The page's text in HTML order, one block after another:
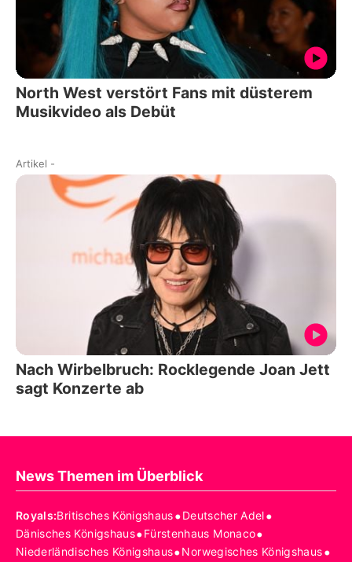
North West verstört Fans mit düsterem
Musikvideo als Debüt
Artikel -
Nach Wirbelbruch: Rocklegende Joan Jett
sagt Konzerte ab
News Themen im Überblick
Royals:Britisches Königshaus•Deutscher Adel•
Dänisches Königshaus•Fürstenhaus Monaco•
Niederländisches Königshaus•Norwegisches Königshaus•